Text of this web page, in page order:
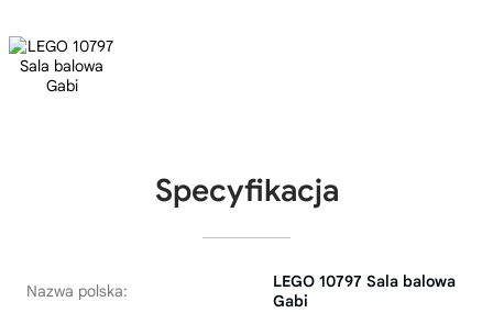
Specyfikacja
Nazwa polska:
LEGO 10797 Sala balowa
Gabi